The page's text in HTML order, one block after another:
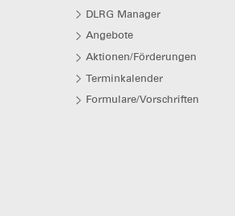
DLRG Manager
Angebote
Aktionen/Förderungen
Terminkalender
Formulare/Vorschriften